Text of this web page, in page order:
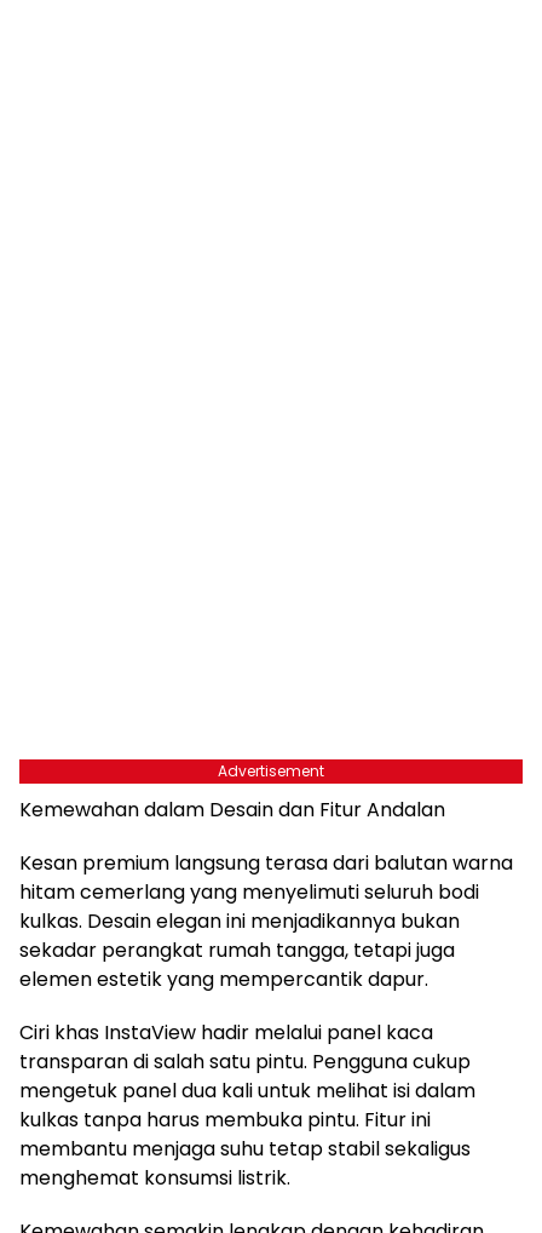
Advertisement
Kemewahan dalam Desain dan Fitur Andalan
Kesan premium langsung terasa dari balutan warna
hitam cemerlang yang menyelimuti seluruh bodi
kulkas. Desain elegan ini menjadikannya bukan
sekadar perangkat rumah tangga, tetapi juga
elemen estetik yang mempercantik dapur.
Ciri khas InstaView hadir melalui panel kaca
transparan di salah satu pintu. Pengguna cukup
mengetuk panel dua kali untuk melihat isi dalam
kulkas tanpa harus membuka pintu. Fitur ini
membantu menjaga suhu tetap stabil sekaligus
menghemat konsumsi listrik.